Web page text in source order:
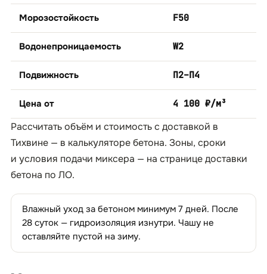
Морозостойкость F50
Водонепроницаемость W2
Подвижность П2–П4
Цена от 4 100 ₽/м³
Рассчитать объём и стоимость с доставкой в
Тихвине — в калькуляторе бетона. Зоны, сроки
и условия подачи миксера — на страницедоставки
бетона по ЛО.
Влажный уход за бетоном минимум 7 дней. После
28 суток — гидроизоляция изнутри. Чашу не
оставляйте пустой на зиму.